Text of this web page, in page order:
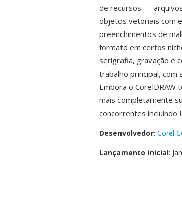
de recursos —
objetos vetoriais com
preenchimentos de
formato em certos
serigrafia, gravação é
trabalho principal,
Embora o CorelDRAW
mais completamente
concorrentes incluindo
Desenvolvedor: Corel
Lançamento inicial: